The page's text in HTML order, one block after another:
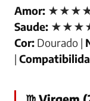
Amor:
Saude:
Cor: Dourado |
|